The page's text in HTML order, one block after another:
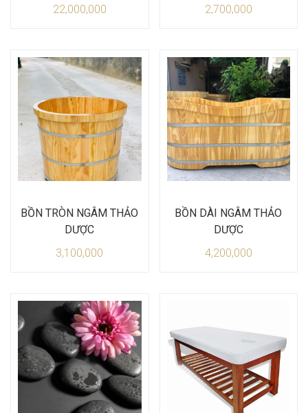
22,000,000
2,700,000
BỒN TRÒN NGÂM THẢO
DƯỢC
3,100,000
BỒN DÀI NGÂM THẢO
DƯỢC
4,200,000